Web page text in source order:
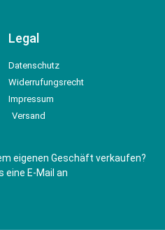
Legal
Datenschutz
Widerrufungsrecht
Impressum
Versand
eigenen Geschäft verkaufen?
eine E-Mail an